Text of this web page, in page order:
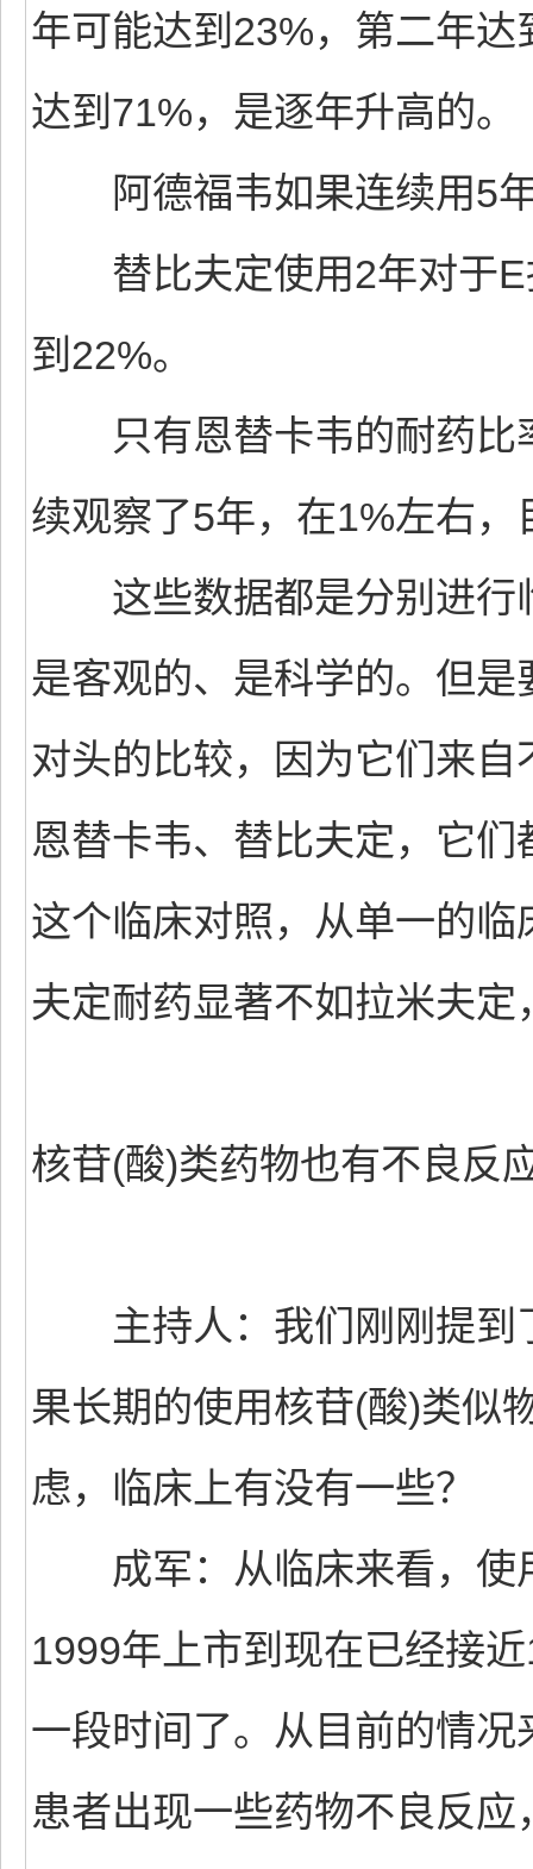
年可能达到23%，第二年
达到71%，是逐年升高的。
阿德福韦如果连续用5年
替比夫定使用2年对于E
到22%。
只有恩替卡韦的耐药比
续观察了5年，在1%左右
这些数据都是分别进行
是客观的、是科学的。但
对头的比较，因为它们来
恩替卡韦、替比夫定，它
这个临床对照，从单一的
夫定耐药显著不如拉米夫
核苷(酸)类药物也有不良反
主持人：我们刚刚提到
果长期的使用核苷(酸)类似
虑，临床上有没有一些？
成军：从临床来看，使
1999年上市到现在已经接
一段时间了。从目前的情
患者出现一些药物不良反